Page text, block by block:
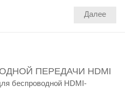
Далее
ПЕРЕДАЧИ HDMI
беспроводной HDMI-